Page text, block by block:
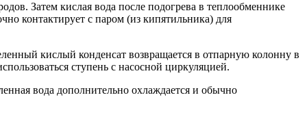
Затем кислая вода после подогрева в теплообменнике
контактирует с паром (из кипятильника) для
кислый конденсат возвращается в отпарную колонну в
ступень с насосной циркуляцией.
вода дополнительно охлаждается и обычно